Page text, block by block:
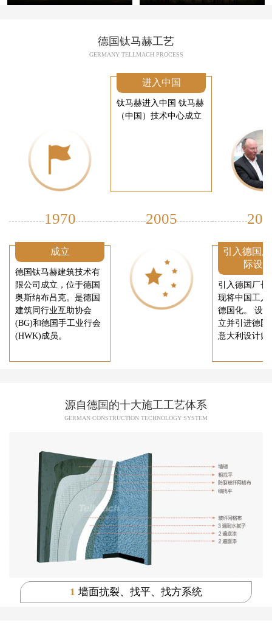
德国钛马赫工艺
GERMANY TELLMACH PROCESS
成立
德国钛马赫建筑技术有
限公司成立，位于德国
奥斯纳布吕克。是德国
建筑同行业互助协会
(BG)和德国手工业行会
(HWK)成员。
1970
进入中国
钛马赫进入中国 钛马赫
（中国）技术中心成立
2005
引入德国
际设
引入德国厂长
现将中国工人
德国化。 设
立并引进德国
意大利设计师
源自德国的十大施工工艺体系
GERMAN CONSTRUCTION TECHNOLOGY SYSTEM
1 墙面抗裂、找平、找方系统